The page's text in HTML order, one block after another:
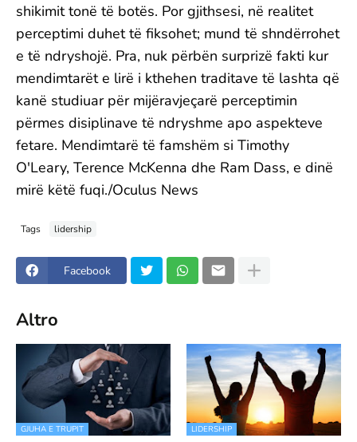
shikimit tonë të botës. Por gjithsesi, në realitet
perceptimi duhet të fiksohet; mund të shndërrohet
e të ndryshojë. Pra, nuk përbën surprizë fakti kur
mendimtarët e lirë i kthehen traditave të lashta që
kanë studiuar për mijëravjeçarë perceptimin
përmes disiplinave të ndryshme apo aspekteve
fetare. Mendimtarë të famshëm si Timothy
O'Leary, Terence McKenna dhe Ram Dass, e dinë
mirë këtë fuqi./Oculus News
Tags lidership
Facebook
Altro
GJUHA E TRUPIT LIDERSHIP